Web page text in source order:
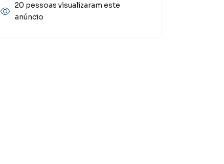
20 pessoas visualizaram este
anúncio